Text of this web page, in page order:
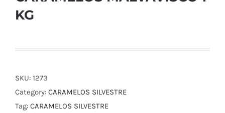
KG
SKU: 1273
Category: CARAMELOS SILVESTRE
Tag: CARAMELOS SILVESTRE